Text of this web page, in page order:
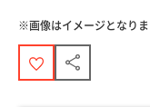
※画像はイメージとなりま